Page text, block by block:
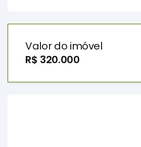
Valor do imóvel
R$ 320.000